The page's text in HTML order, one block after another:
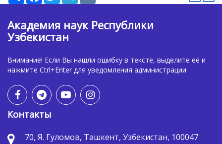
Академия наук Республики
Узбекистан
Внимание! Если Вы нашли ошибку в тексте, выделите её и
нажмите Ctrl+Enter для уведомления администрации
Контакты
70, Я. Гуломов, Ташкент, Узбекистан, 100047